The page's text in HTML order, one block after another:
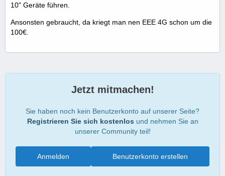
10" Geräte führen.
Ansonsten gebraucht, da kriegt man nen EEE 4G schon um die
100€.
Jetzt mitmachen!
Sie haben noch kein Benutzerkonto auf unserer Seite?
Registrieren Sie sich kostenlos und nehmen Sie an
unserer Community teil!
Benutzerkonto erstellen
Anmelden